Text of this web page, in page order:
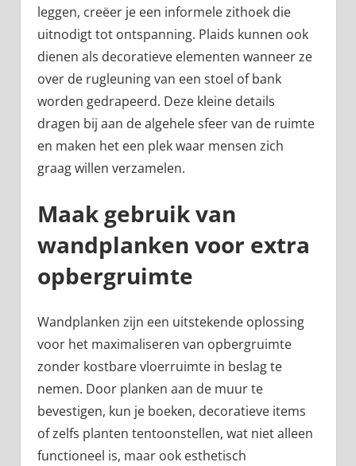
leggen, creëer je een informele zithoek die
uitnodigt tot ontspanning. Plaids kunnen ook
dienen als decoratieve elementen wanneer ze
over de rugleuning van een stoel of bank
worden gedrapeerd. Deze kleine details
dragen bij aan de algehele sfeer van de ruimte
en maken het een plek waar mensen zich
graag willen verzamelen.
Maak gebruik van
wandplanken voor extra
opbergruimte
Wandplanken zijn een uitstekende oplossing
voor het maximaliseren van opbergruimte
zonder kostbare vloerruimte in beslag te
nemen. Door planken aan de muur te
bevestigen, kun je boeken, decoratieve items
of zelfs planten tentoonstellen, wat niet alleen
functioneel is, maar ook esthetisch